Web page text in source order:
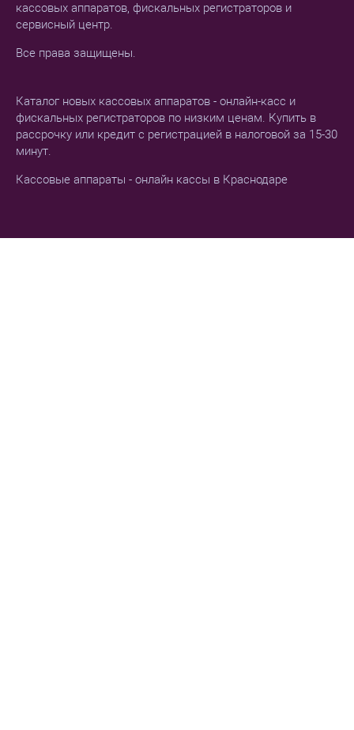
кассовых аппаратов, фискальных регистраторов и
сервисный центр.
Все права защищены.
Каталог новых кассовых аппаратов - онлайн-касс и
фискальных регистраторов по низким ценам. Купить в
рассрочку или кредит с регистрацией в налоговой за 15-30
минут.
Кассовые аппараты - онлайн кассы в Краснодаре